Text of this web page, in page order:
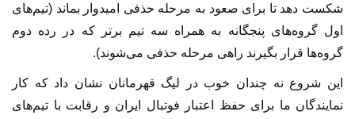
شکست دهد تا برای صعود به مرحله حذفی امیدوار بماند (تیم‌های
اول گروه‌های پنجگانه به همراه سه تیم برتر که در رده دوم
گروه‌ها قرار بگیرند راهی مرحله حذفی می‌شوند).
این شروع نه چندان خوب در لیگ قهرمانان نشان داد که کار
نمایندگان ما برای حفظ اعتبار فوتبال ایران و رقابت با تیم‌های